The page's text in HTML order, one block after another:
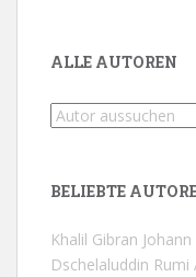
ALLE AUTOREN
BELIEBTE
Khalil Gibran
Dschelaluddin Rumi